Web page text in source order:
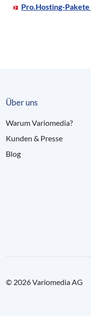
Pro.Hosting-Pakete
Über uns
Warum Variomedia?
Kunden & Presse
Blog
© 2026 Variomedia AG